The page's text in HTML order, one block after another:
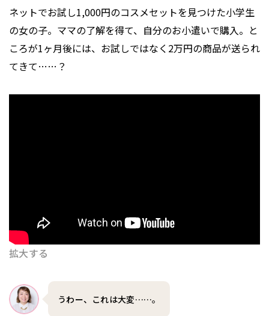
ネットでお試し1,000円のコスメセットを見つけた小学生
の女の子。ママの了解を得て、自分のお小遣いで購入。と
ころが1ヶ月後には、お試しではなく2万円の商品が送られ
てきて……？
拡大する
うわー、これは大変……。